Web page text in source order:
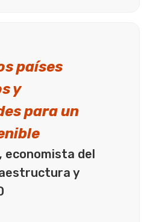
países
y
para un
economista del
y